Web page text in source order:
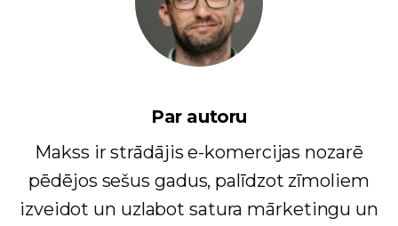
Par autoru
Makss ir strādājis e-komercijas nozarē
pēdējos sešus gadus, palīdzot zīmoliem
izveidot un uzlabot satura mārketingu un